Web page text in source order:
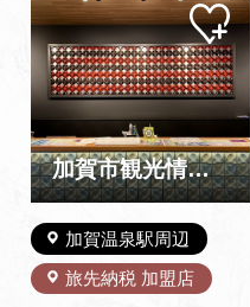
して、加賀市が出身地の片
山津温泉に建設されました
（磯崎新氏による設
計）。 科学、随筆、映画、
絵など、宇吉郎の多才な業
績に触れ、ダイヤモンドダ
スト、氷…
加賀市観光情報センター KAGA旅・まちネット
加賀温泉駅周辺
旅先納税 加盟店
マイ
ペー
ジに
追加